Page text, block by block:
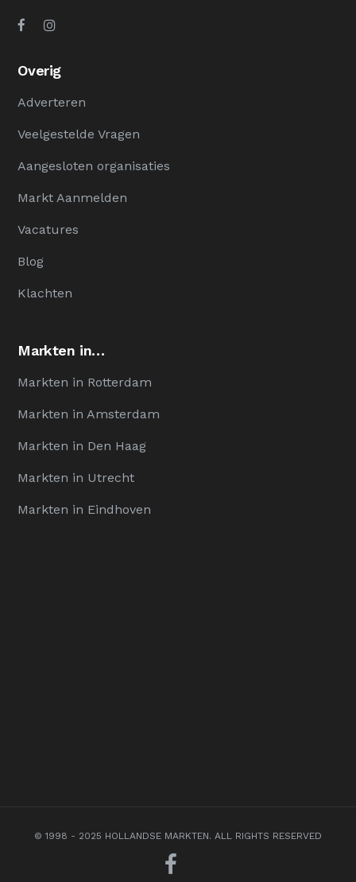
Overig
Adverteren
Veelgestelde Vragen
Aangesloten organisaties
Markt Aanmelden
Vacatures
Blog
Klachten
Markten in…
Markten in Rotterdam
Markten in Amsterdam
Markten in Den Haag
Markten in Utrecht
Markten in Eindhoven
© 1998 - 2025 HOLLANDSE MARKTEN. ALL RIGHTS RESERVED